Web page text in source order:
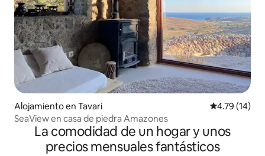
Alojamiento en Tavari Calificación
4.79 (14)
SeaView en casa de piedra Amazones
La comodidad de un hogar y unos
precios mensuales fantásticos